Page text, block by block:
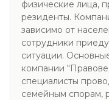
физические лица,
резиденты.
зависимо от
сотрудники
ситуации.
компании
специалисты
семейным спорам,